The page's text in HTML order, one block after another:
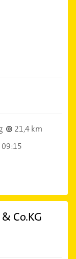
21,4 km
Co.KG